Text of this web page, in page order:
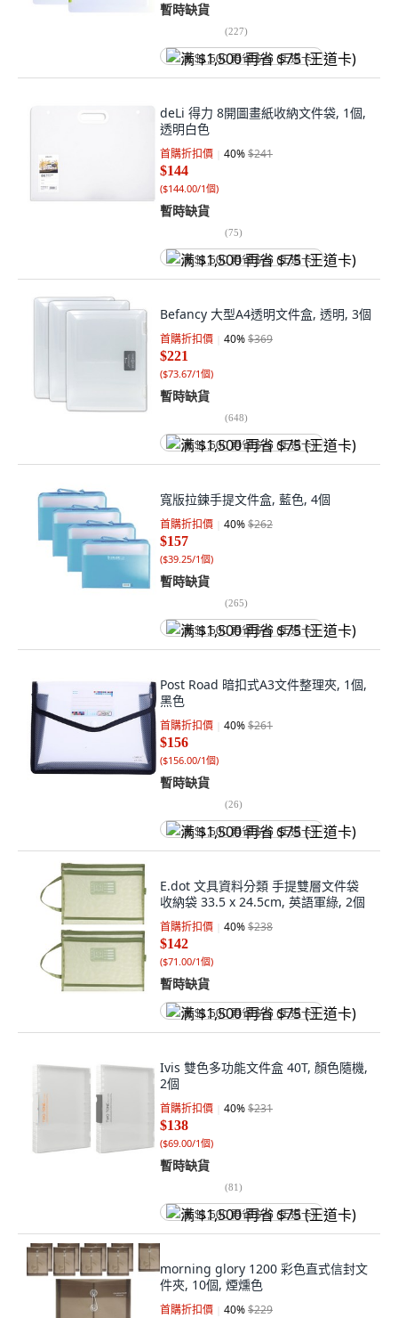
暫時缺貨
(227)
满 $1,500 再省 $75 (王道卡)
deLi 得力 8開圖畫紙收納文件袋, 1個,
透明白色
首購折扣價 40%$241
$144
($144.00/1個)
暫時缺貨
(75)
满 $1,500 再省 $75 (王道卡)
Befancy 大型A4透明文件盒, 透明, 3個
首購折扣價 40%$369
$221
($73.67/1個)
暫時缺貨
(648)
满 $1,500 再省 $75 (王道卡)
寬版拉鍊手提文件盒, 藍色, 4個
首購折扣價 40%$262
$157
($39.25/1個)
暫時缺貨
(265)
满 $1,500 再省 $75 (王道卡)
Post Road 暗扣式A3文件整理夾, 1個,
黑色
首購折扣價 40%$261
$156
($156.00/1個)
暫時缺貨
(26)
满 $1,500 再省 $75 (王道卡)
E.dot 文具資料分類 手提雙層文件袋
收納袋 33.5 x 24.5cm, 英語軍綠, 2個
首購折扣價 40%$238
$142
($71.00/1個)
暫時缺貨
满 $1,500 再省 $75 (王道卡)
Ivis 雙色多功能文件盒 40T, 顏色隨機,
2個
首購折扣價 40%$231
$138
($69.00/1個)
暫時缺貨
(81)
满 $1,500 再省 $75 (王道卡)
morning glory 1200 彩色直式信封文
件夾, 10個, 煙燻色
首購折扣價 40%$229